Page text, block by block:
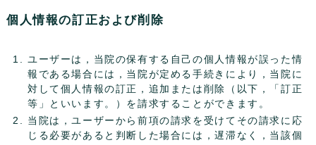
個人情報の訂正および削除
ユーザーは，当院の保有する自己の個人情報が誤った情
報である場合には，当院が定める手続きにより，当院に
対して個人情報の訂正，追加または削除（以下，「訂正
等」といいます。）を請求することができます。
当院は，ユーザーから前項の請求を受けてその請求に応
じる必要があると判断した場合には，遅滞なく，当該個